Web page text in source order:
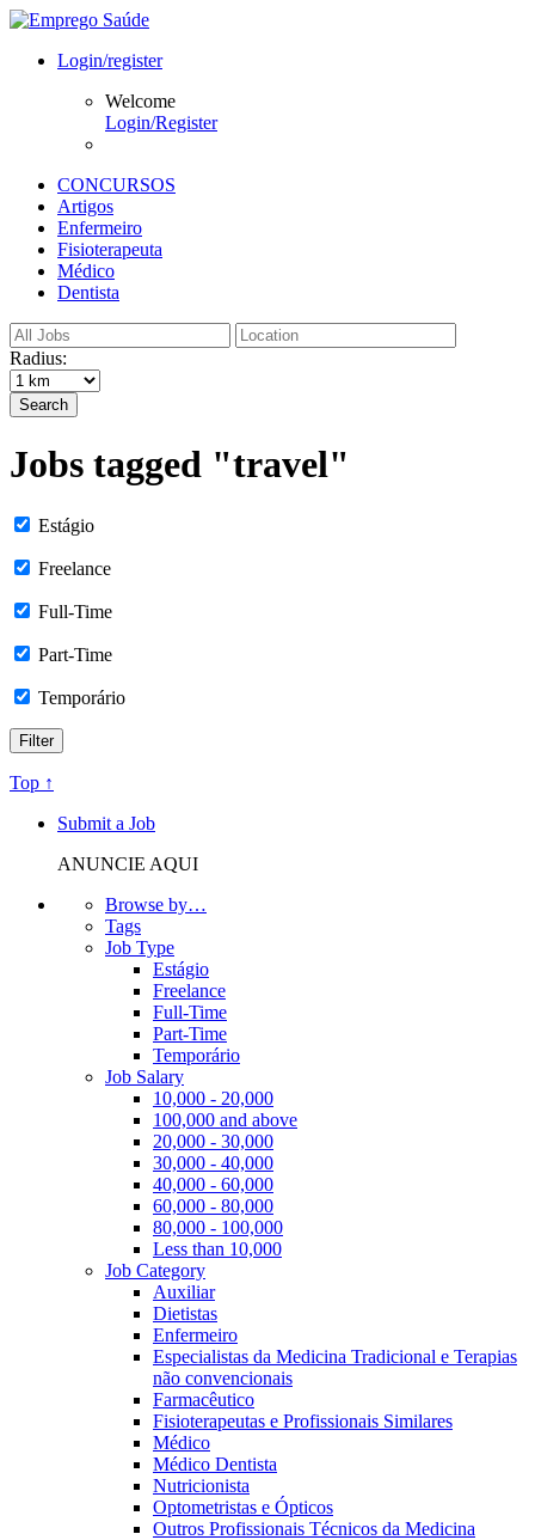
Login/register
Welcome
Login/Register
CONCURSOS
Artigos
Enfermeiro
Fisioterapeuta
Médico
Dentista
Radius:
Search
Jobs tagged "travel"
Estágio
Freelance
Full-Time
Part-Time
Temporário
Top ↑
Submit a Job
ANUNCIE AQUI
Browse by…
Tags
Job Type
Estágio
Freelance
Full-Time
Part-Time
Temporário
Job Salary
10,000 - 20,000
100,000 and above
20,000 - 30,000
30,000 - 40,000
40,000 - 60,000
60,000 - 80,000
80,000 - 100,000
Less than 10,000
Job Category
Auxiliar
Dietistas
Enfermeiro
Especialistas da Medicina Tradicional e Terapias
não convencionais
Farmacêutico
Fisioterapeutas e Profissionais Similares
Médico
Médico Dentista
Nutricionista
Optometristas e Ópticos
Outros Profissionais Técnicos da Medicina